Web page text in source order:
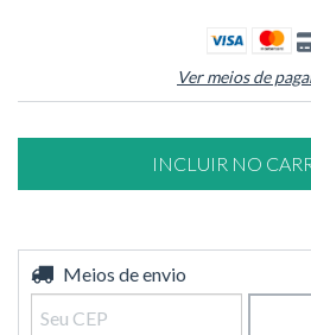
Ver meios de
Entregas para o CEP:
Meios de envio